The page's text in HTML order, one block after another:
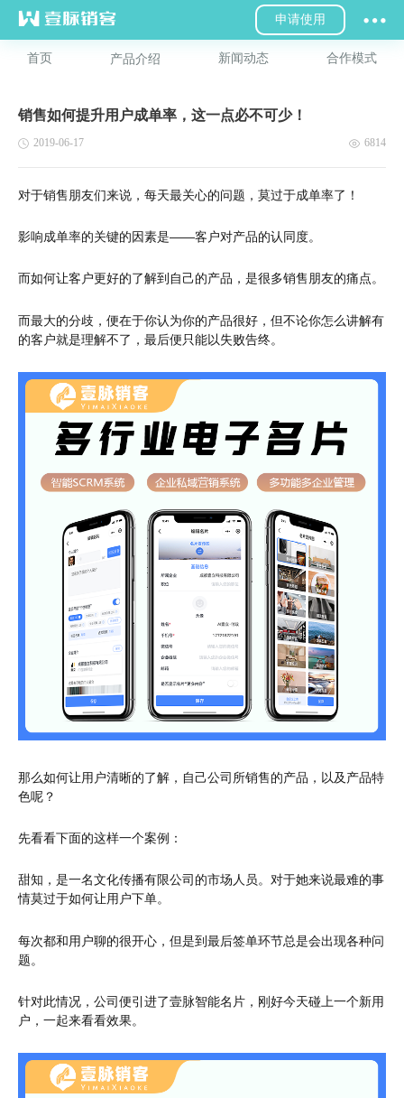
申请使用
首页 产品介绍 新闻动态 合作模式
销售如何提升用户成单率，这一点必不可少！
2019-06-17 6814
对于销售朋友们来说，每天最关心的问题，莫过于成单率了！
影响成单率的关键的因素是——客户对产品的认同度。
而如何让客户更好的了解到自己的产品，是很多销售朋友的痛点。
而最大的分歧，便在于你认为你的产品很好，但不论你怎么讲解有
的客户就是理解不了，最后便只能以失败告终。
那么如何让用户清晰的了解，自己公司所销售的产品，以及产品特
色呢？
先看看下面的这样一个案例：
甜知，是一名文化传播有限公司的市场人员。对于她来说最难的事
情莫过于如何让用户下单。
每次都和用户聊的很开心，但是到最后签单环节总是会出现各种问
题。
针对此情况，公司便引进了壹脉智能名片，刚好今天碰上一个新用
户，一起来看看效果。